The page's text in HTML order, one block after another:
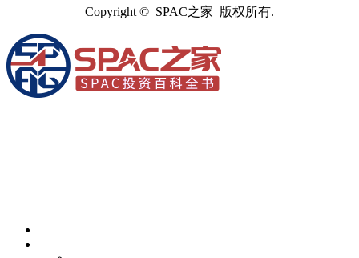
Copyright © SPAC之家 版权所有.